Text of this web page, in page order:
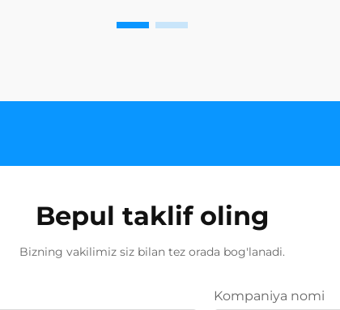
Bepul taklif oling
Bizning vakilimiz siz bilan tez orada bog'lanadi.
Kompaniya nomi